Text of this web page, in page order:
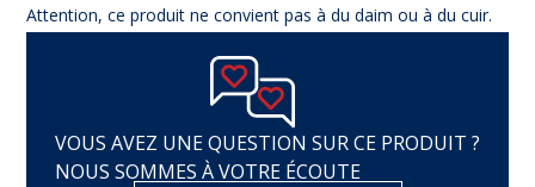
Attention, ce produit ne convient pas à du daim ou à du cuir.
VOUS AVEZ UNE QUESTION SUR CE PRODUIT ?
NOUS SOMMES À VOTRE ÉCOUTE